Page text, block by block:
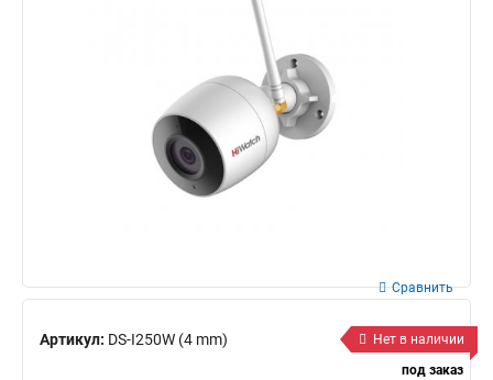
Артикул: DS-I250W (4 mm)
Сравнить
Нет в наличии
под заказ